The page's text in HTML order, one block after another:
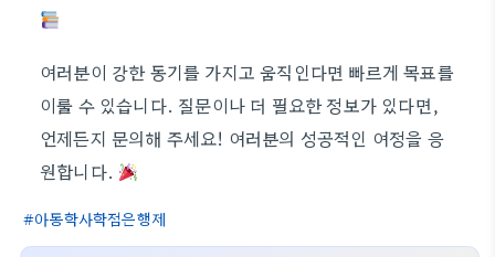
여러분이 강한 동기를 가지고 움직인다면 빠르게 목표를
이룰 수 있습니다. 질문이나 더 필요한 정보가 있다면,
언제든지 문의해 주세요! 여러분의 성공적인 여정을 응
원합니다.
아동학사학점은행제